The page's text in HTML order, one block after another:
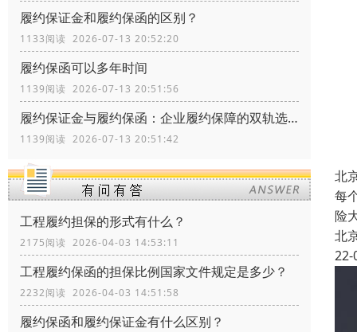
履约保证金和履约保函的区别？
1133阅读 2026-07-13 20:52:20
履约保函可以多年时间
1139阅读 2026-07-13 20:51:56
履约保证金与履约保函：企业履约保障的双轨选择
1139阅读 2026-07-13 20:51:42
工程履约担保的形式有什么？
2175阅读 2026-04-03 14:53:11
工程履约保函的担保比例国家文件规定是多少？
2232阅读 2026-04-03 14:51:58
履约保函和履约保证金有什么区别？
北
每
险
北
22-